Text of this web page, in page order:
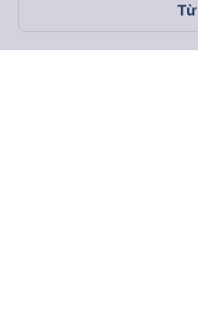
Theo dõi chúng tôi